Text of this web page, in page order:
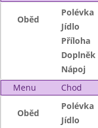
Oběd
Polévka
Jídlo
Příloha
Doplněk
Nápoj
Menu
Chod
Oběd
Polévka
Jídlo